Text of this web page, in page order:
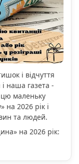
і відчуття
наша газета -
цю маленьку
на 2026 рік і
та людей.
на 2026 рік: